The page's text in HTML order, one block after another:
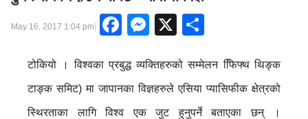
May 16, 2017 1:04 pm| Facebook
Messenger
X
टोकियो । विश्वका प्रबुद्ध व्यक्तिहरुको सम्मेलन फििफ्थ थिङ्क
टाङ्क समिट) मा जापानका विज्ञहरुले एसिया प्यासिफीक क्षेत्रको
स्थिरताका लागि विश्व एक जुट हुनुपर्ने बताएका छन् ।